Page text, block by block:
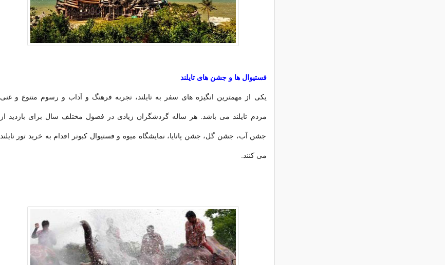
فستیوال ها و جشن های تایلند
یکی از مهمترین انگیزه های سفر به تایلند، تجربه فرهنگ و آداب و رسوم متنوع و غنی
مردم تایلند می باشد. هر ساله گردشگران زیادی در فصول مختلف سال برای بازدید از
جشن آب، جشن گل، جشن پاتایا، نمایشگاه میوه و فستیوال کبوتر اقدام به خرید تور تایلند
می کنند.